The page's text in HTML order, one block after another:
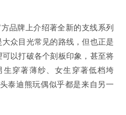
品牌上介绍著全新的支线系列
众目光常见的路线，但也正是
以打破各个刻板印象，甚至将
生穿著薄纱、女生穿著低档垮
泰迪熊玩偶似乎都是来自另一